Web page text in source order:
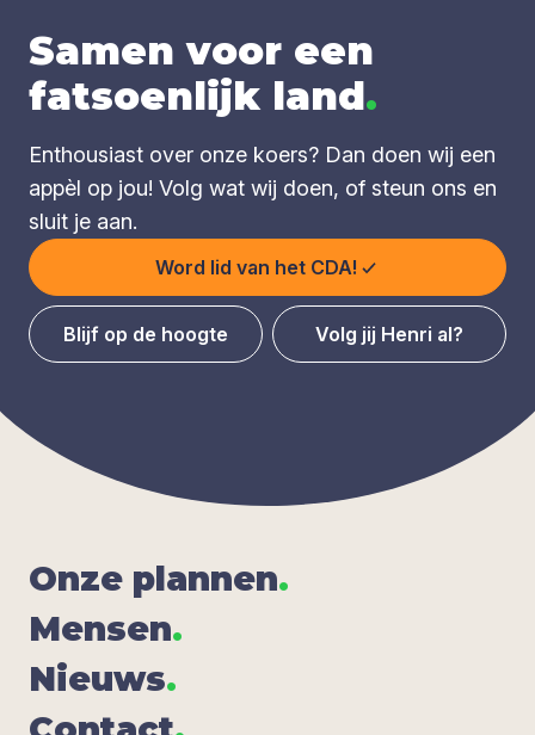
Samen voor een
fatsoenlijk land.
Enthousiast over onze koers? Dan doen wij een
appèl op jou! Volg wat wij doen, of steun ons en
sluit je aan.
Word lid van het CDA!
Blijf op de hoogte Volg jij Henri al?
Onze plan­nen.
Men­sen.
Nieuws.